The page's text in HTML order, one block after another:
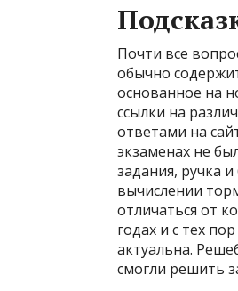
Почти все
обычно
основанное на
ссылки на
ответами на
экзаменах не
задания, ручка
вычислении
отличаться от
годах и с тех
актуальна.
смогли решить